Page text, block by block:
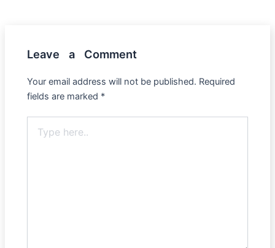
Leave a Comment
Your email address will not be published. Required
fields are marked *
here..